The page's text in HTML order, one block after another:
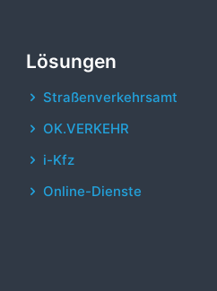
Lösungen
Straßenverkehrsamt
OK.VERKEHR
i-Kfz
Online-Dienste